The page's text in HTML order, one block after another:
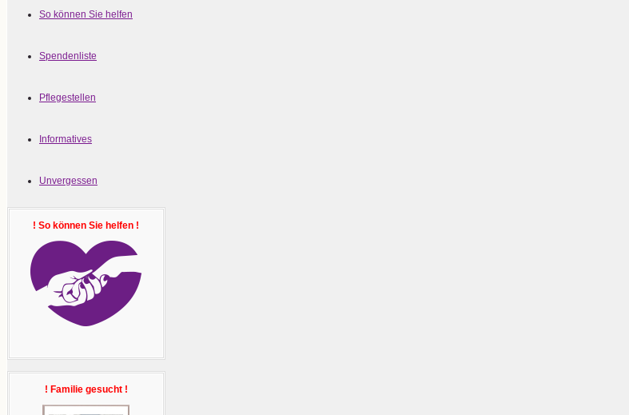
So können Sie helfen
Spendenliste
Pflegestellen
Informatives
Unvergessen
! So können Sie helfen !
! Familie gesucht !